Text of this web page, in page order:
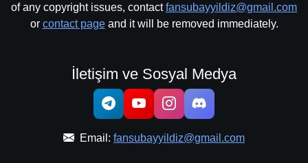
of any copyright issues, contactfansubayyildiz@gmail.com
or contact pageand it will be removed immediately.
İletişim ve Sosyal Medya
Email: fansubayyildiz@gmail.com